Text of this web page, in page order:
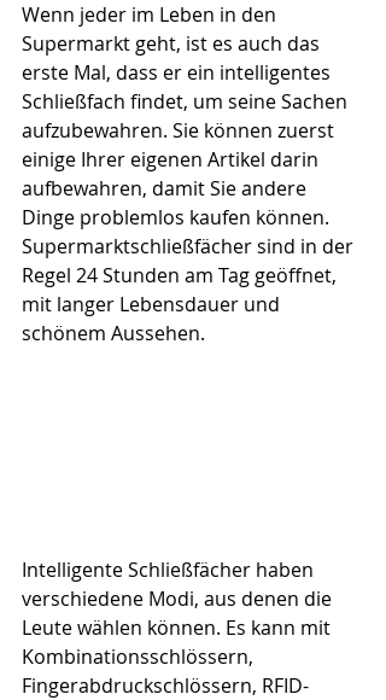
Wenn jeder im Leben in den
Supermarkt geht, ist es auch das
erste Mal, dass er ein intelligentes
Schließfach findet, um seine Sachen
aufzubewahren. Sie können zuerst
einige Ihrer eigenen Artikel darin
aufbewahren, damit Sie andere
Dinge problemlos kaufen können.
Supermarktschließfächer sind in der
Regel 24 Stunden am Tag geöffnet,
mit langer Lebensdauer und
schönem Aussehen.
Intelligente Schließfächer haben
verschiedene Modi, aus denen die
Leute wählen können. Es kann mit
Kombinationsschlössern,
Fingerabdruckschlössern, RFID-